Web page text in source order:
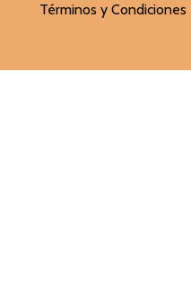
Términos y Condiciones